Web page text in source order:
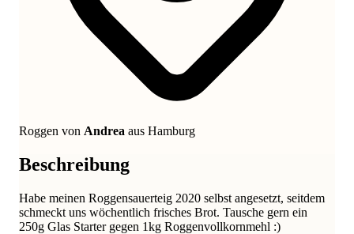
Roggen von Andrea aus Hamburg
Beschreibung
Habe meinen Roggensauerteig 2020 selbst angesetzt, seitdem
schmeckt uns wöchentlich frisches Brot. Tausche gern ein
250g Glas Starter gegen 1kg Roggenvollkornmehl :)